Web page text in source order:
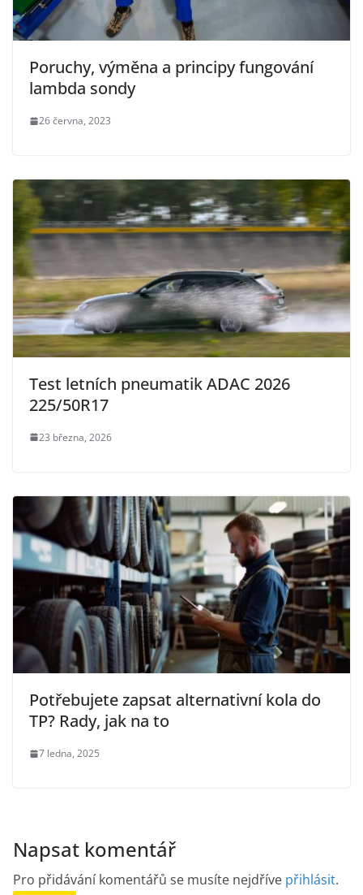
Poruchy, výměna a principy fungování
lambda sondy
26 června, 2023
Test letních pneumatik ADAC 2026
225/50R17
23 března, 2026
Potřebujete zapsat alternativní kola do
TP? Rady, jak na to
7 ledna, 2025
Napsat komentář
Pro přidávání komentářů se musíte nejdříve přihlásit.